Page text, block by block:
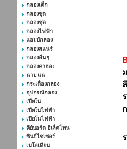
กลองเด็ก
กลองชุด
กลองชุด
กลองไฟฟ้า
แอมป์กลอง
กลองสแนร์
กลองอื่นๆ
กลองคาฮอง
ฉาบ แฉ
กระเดื่องกลอง
อุปกรณ์กลอง
เปียโน
เปียโนไฟฟ้า
เปียโนไฟฟ้า
คีย์บอร์ด อิเล็คโทน
ซินธิไซเซอร์
เมโลเดียน